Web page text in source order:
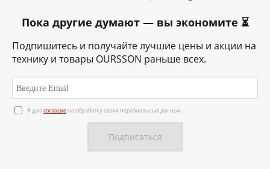
Домашняя газировка
Кофемашины
Соковыжималки
Термопоты
Электрические чайники
Приготовление пищи
Аэрогрили
Грили и ростеры
Пока другие думают — вы экономите ⏳
Подпишитесь и получайте лучшие цены и акции на
технику и товары OURSSON раньше всех.
Я даюсогласие на обработку своих персональных данных.